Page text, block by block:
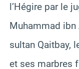
l’Hégire par le
Muhammad ibn
sultan Qaitbay,
et ses marbres